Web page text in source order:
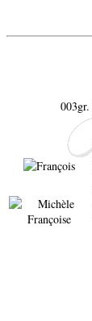
003gr.